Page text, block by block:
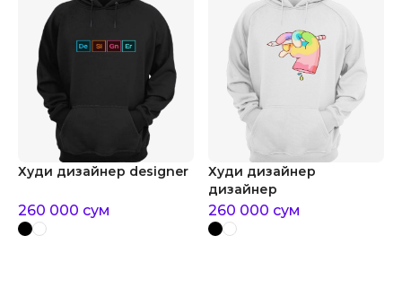
Худи дизайнер designer
260 000 сум
Худи дизайнер
дизайнер
260 000 сум